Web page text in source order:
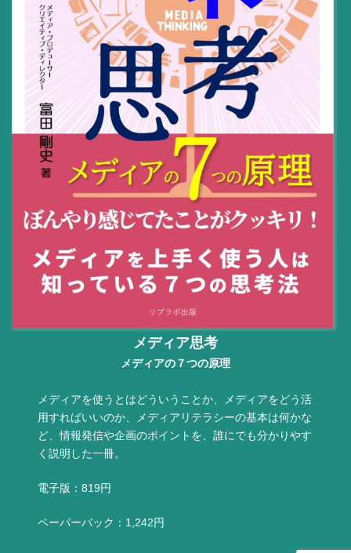
メディア思考
メディアの７つの原理
メディアを使うとはどういうことか、メディアをどう活
用すればいいのか、メディアリテラシーの基本は何かな
ど、情報発信や企画のポイントを、誰にでも分かりやす
く説明した一冊。
電子版：819円
ペーパーバック：1,242円